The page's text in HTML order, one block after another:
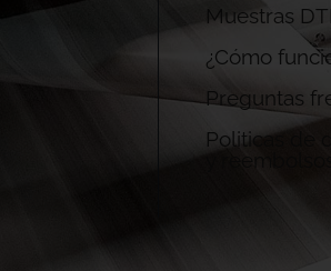
Muestras
¿Cómo
Preguntas
Politicas de